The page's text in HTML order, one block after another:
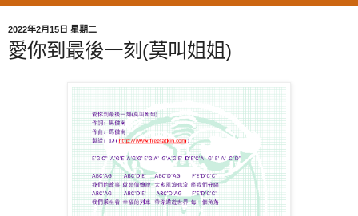
2022年2月15日 星期二
愛你到最後一刻(莫叫姐姐)